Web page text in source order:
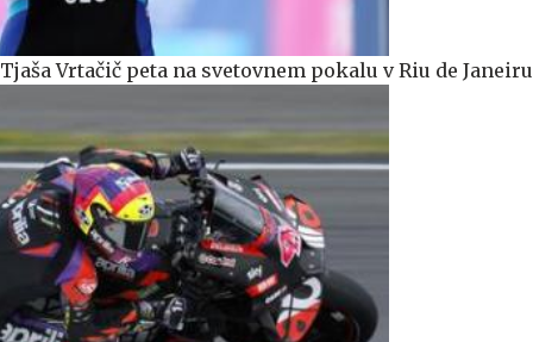
Vrtačič peta na svetovnem pokalu v Riu de Janeiru